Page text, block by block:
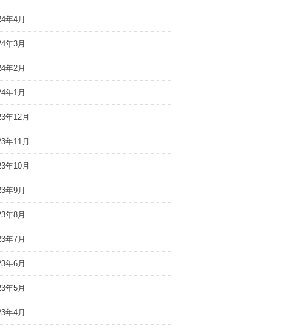
年4月
年3月
年2月
年1月
年12月
年11月
年10月
年9月
年8月
年7月
年6月
年5月
年4月